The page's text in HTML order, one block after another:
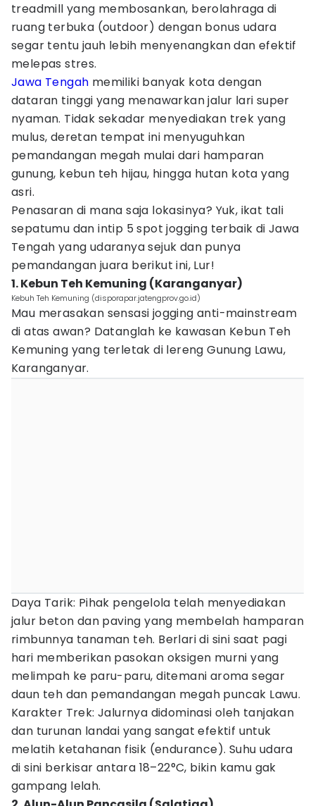
treadmill yang membosankan, berolahraga di
ruang terbuka (outdoor) dengan bonus udara
segar tentu jauh lebih menyenangkan dan efektif
melepas stres.
Jawa Tengah memiliki banyak kota dengan
dataran tinggi yang menawarkan jalur lari super
nyaman. Tidak sekadar menyediakan trek yang
mulus, deretan tempat ini menyuguhkan
pemandangan megah mulai dari hamparan
gunung, kebun teh hijau, hingga hutan kota yang
asri.
Penasaran di mana saja lokasinya? Yuk, ikat tali
sepatumu dan intip 5 spot jogging terbaik di Jawa
Tengah yang udaranya sejuk dan punya
pemandangan juara berikut ini, Lur!
1. Kebun Teh Kemuning (Karanganyar)
Kebuh Teh Kemuning (disporapar.jatengprov.go.id)
Mau merasakan sensasi jogging anti-mainstream
di atas awan? Datanglah ke kawasan Kebun Teh
Kemuning yang terletak di lereng Gunung Lawu,
Karanganyar.
Daya Tarik: Pihak pengelola telah menyediakan
jalur beton dan paving yang membelah hamparan
rimbunnya tanaman teh. Berlari di sini saat pagi
hari memberikan pasokan oksigen murni yang
melimpah ke paru-paru, ditemani aroma segar
daun teh dan pemandangan megah puncak Lawu.
Karakter Trek: Jalurnya didominasi oleh tanjakan
dan turunan landai yang sangat efektif untuk
melatih ketahanan fisik (endurance). Suhu udara
di sini berkisar antara 18–22°C, bikin kamu gak
gampang lelah.